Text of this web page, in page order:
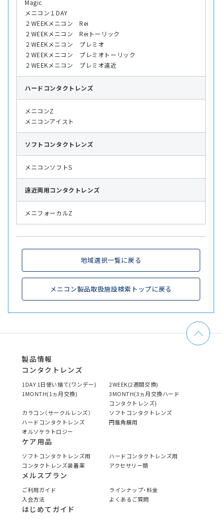
Magic
メニコン１DAY
２WEEKメニコン Rei
２WEEKメニコン Reiトーリック
２WEEKメニコン プレミオ
２WEEKメニコン プレミオトーリック
２WEEKメニコン プレミオ遠近
ハード コンタクトレンズ
メニコンZ
メニコンアイスト
ソフト コンタクトレンズ
メニコンソフトS
遠近両用コンタクトレンズ
メニフォーカルZ
地域選択一覧に戻る
メニコン製品取扱施設検索トップに戻る
製品情報
コンタクトレンズ
1DAY 1日使い捨て(ワンデー)
2WEEK(2週間交換)
1MONTH(1ヵ月交換)
3MONTH(3ヵ月交換ハード
コンタクトレンズ)
カラコン（サークルレンズ）
ソフトコンタクトレンズ
ハードコンタクトレンズ
円錐角膜用
オルソケラトロジー
ケア用品
ソフトコンタクトレンズ用
ハードコンタクトレンズ用
コンタクトレンズ装着薬
アクセサリー類
メルスプラン
ご利用ガイド
ラインナップ・料金
入会方法
よくあるご質問
はじめてガイド